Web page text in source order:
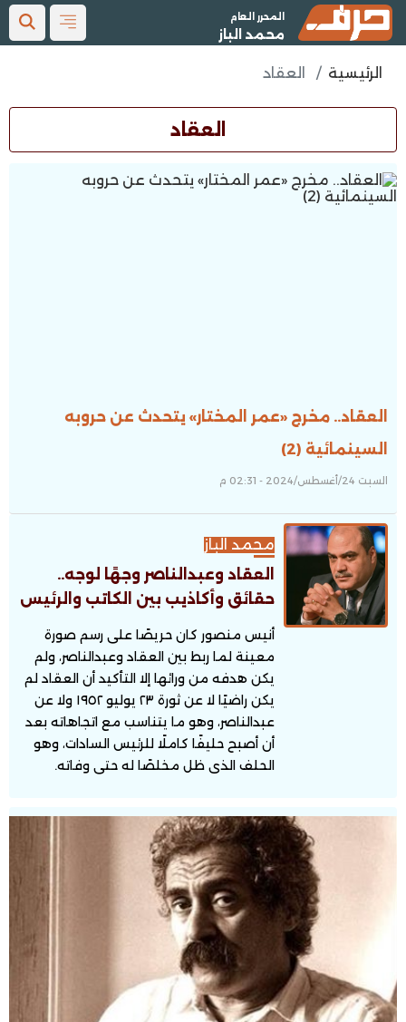
المحرر العام
محمد الباز
الرئيسية العقاد
العقاد
العقاد.. مخرج «عمر المختار» يتحدث عن حروبه
السينمائية (2)
السبت 24/أغسطس/2024 - 02:31 م
محمد الباز
العقاد وعبدالناصر وجهًا لوجه..
حقائق وأكاذيب بين الكاتب والرئيس
أنيس منصور كان حريصًا على رسم صورة
معينة لما ربط بين العقاد وعبدالناصر، ولم
يكن هدفه من ورائها إلا التأكيد أن العقاد لم
يكن راضيًا لا عن ثورة ٢٣ يوليو ١٩٥٢ ولا عن
عبدالناصر، وهو ما يتناسب مع اتجاهاته بعد
أن أصبح حليفًا كاملًا للرئيس السادات، وهو
الحلف الذى ظل مخلصًا له حتى وفاته.